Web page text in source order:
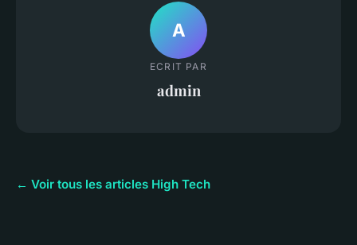
A
ECRIT PAR
admin
← Voir tous les articles High Tech